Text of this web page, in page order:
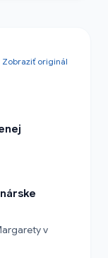
Zobraziť originál
v